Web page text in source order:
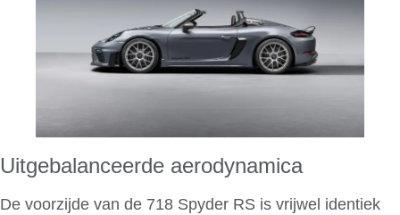
Uitgebalanceerde aerodynamica
De voorzijde van de 718 Spyder RS is vrijwel identiek